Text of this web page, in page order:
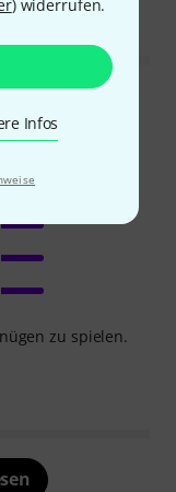
) widerrufen.
Infos
zu spielen.